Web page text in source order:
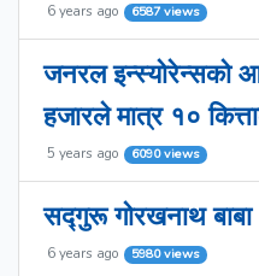
6 years ago 6587 views
जनरल इन्स्योरेन्सको
हजारले मात्र १०
5 years ago 6090 views
सद्गुरू गोरखनाथ बाबा
6 years ago 5980 views